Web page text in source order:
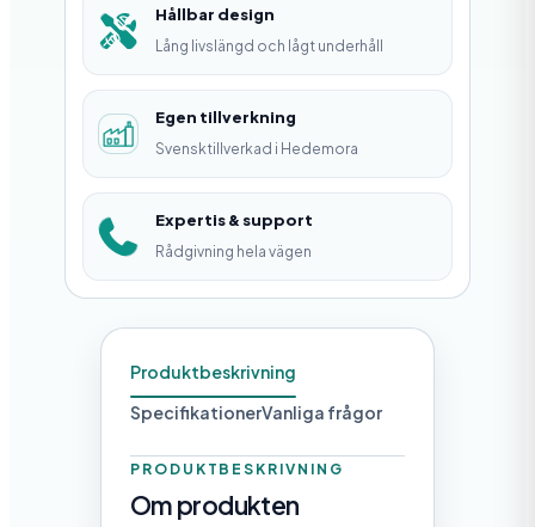
n
g
s
k
n
i
n
g
m
n
g
Hållbar design
Lång livslängd och lågt underhåll
Egen tillverkning
Svensktillverkad i Hedemora
Expertis & support
Rådgivning hela vägen
Produktbeskrivning
SpecifikationerVanliga frågor
PRODUKTBESKRIVNING
Om produkten